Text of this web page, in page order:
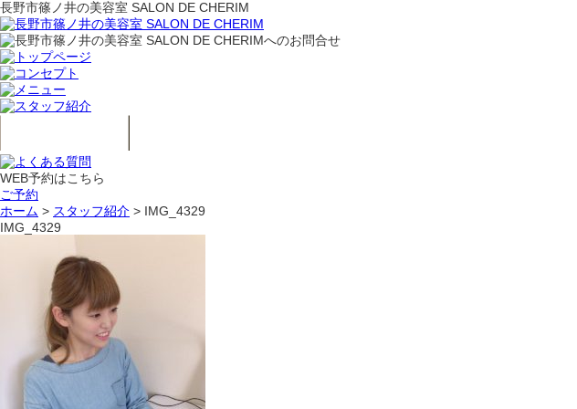
長野市篠ノ井の美容室 SALON DE CHERIM
WEB予約はこちら
ご予約
ホーム > スタッフ紹介 > IMG_4329
IMG_4329